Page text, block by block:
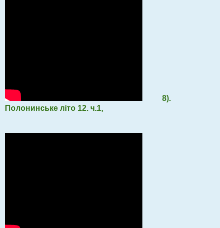
8).
Полонинське літо 12. ч.1,